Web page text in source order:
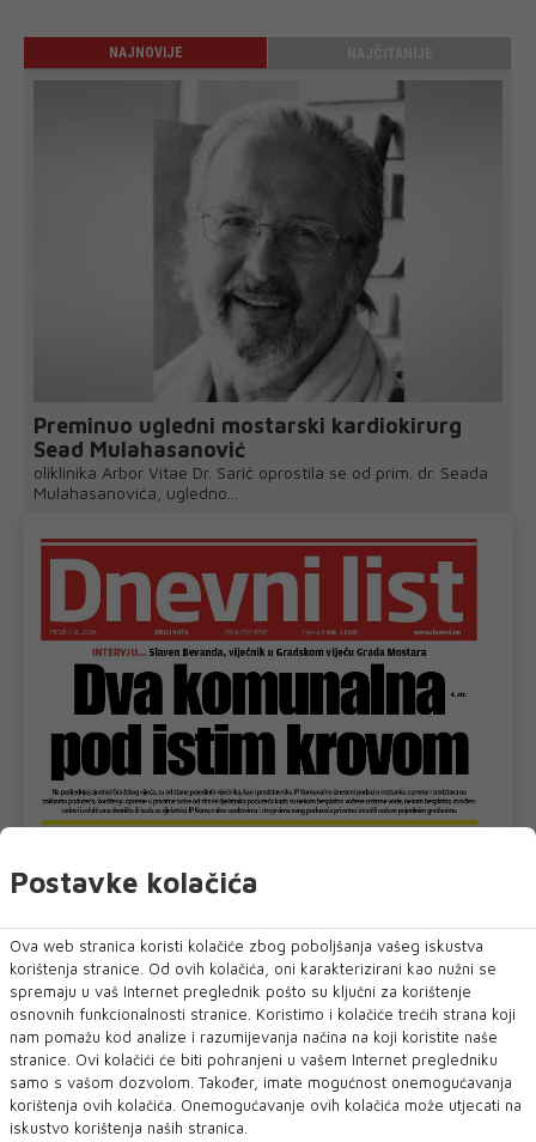
NAJNOVIJE
Preminuo ugledni mostarski kardiokirurg
Sead Mulahasanović
oliklinika Arbor Vitae Dr. Sarić oprostila se od prim. dr. Seada
Mulahasanovića, ugledno...
Postavke kolačića
Ova web stranica koristi kolačiće zbog poboljšanja vašeg iskustva
korištenja stranice. Od ovih kolačića, oni karakterizirani kao nužni se
spremaju u vaš Internet preglednik pošto su ključni za korištenje
osnovnih funkcionalnosti stranice. Koristimo i kolačiće trećih strana koji
nam pomažu kod analize i razumijevanja načina na koji koristite naše
stranice. Ovi kolačići će biti pohranjeni u vašem Internet pregledniku
samo s vašom dozvolom. Također, imate mogućnost onemogućavanja
korištenja ovih kolačića. Onemogućavanje ovih kolačića može utjecati na
iskustvo korištenja naših stranica.